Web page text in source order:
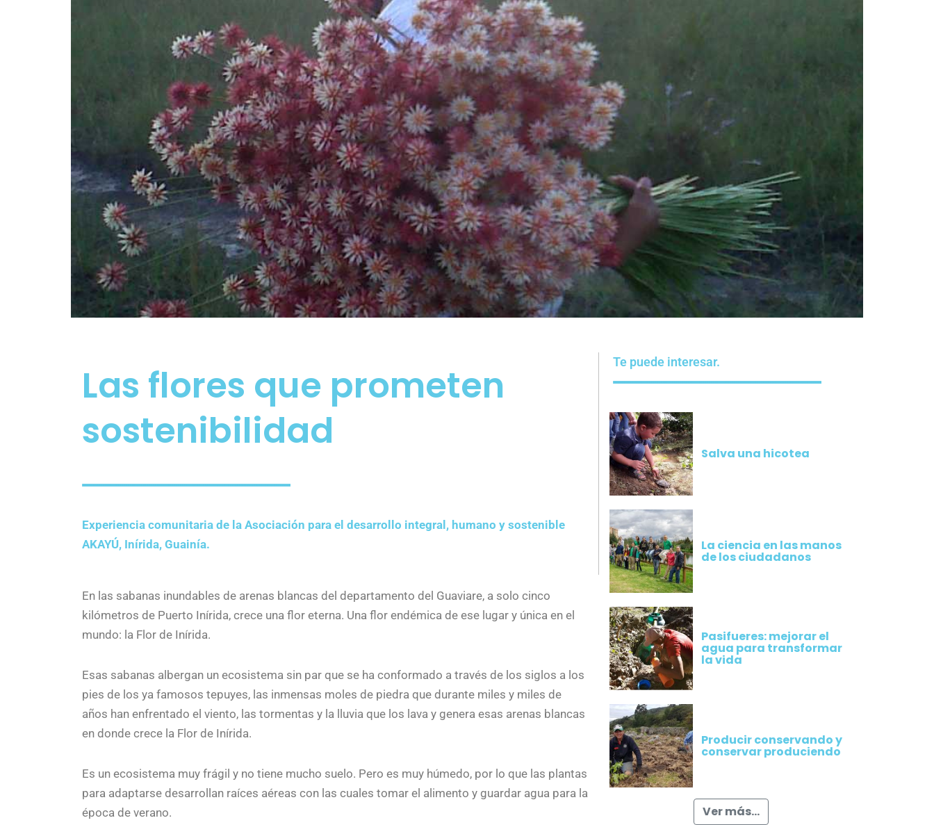
Las flores que prometen
sostenibilidad
Experiencia comunitaria de la Asociación para el desarrollo integral, humano y sostenible
AKAYÚ, Inírida, Guainía.
En las sabanas inundables de arenas blancas del departamento del Guaviare, a solo cinco
kilómetros de Puerto Inírida, crece una flor eterna. Una flor endémica de ese lugar y única en el
mundo: la Flor de Inírida.
Esas sabanas albergan un ecosistema sin par que se ha conformado a través de los siglos a los
pies de los ya famosos tepuyes, las inmensas moles de piedra que durante miles y miles de
años han enfrentado el viento, las tormentas y la lluvia que los lava y genera esas arenas blancas
en donde crece la Flor de Inírida.
Es un ecosistema muy frágil y no tiene mucho suelo. Pero es muy húmedo, por lo que las plantas
para adaptarse desarrollan raíces aéreas con las cuales tomar el alimento y guardar agua para la
época de verano.
Te puede interesar.
Salva una hicotea
La ciencia en las manos
de los ciudadanos
Pasifueres: mejorar el
agua para transformar
la vida
Producir conservando y
conservar produciendo
Ver más...